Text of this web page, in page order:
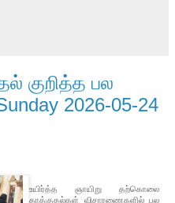
குறித்த பல
2026-05-24
உயிர்த்த ஞாயிறு தற்கொலை
தாக்குதல்கள் விசாரணைகளில் பல